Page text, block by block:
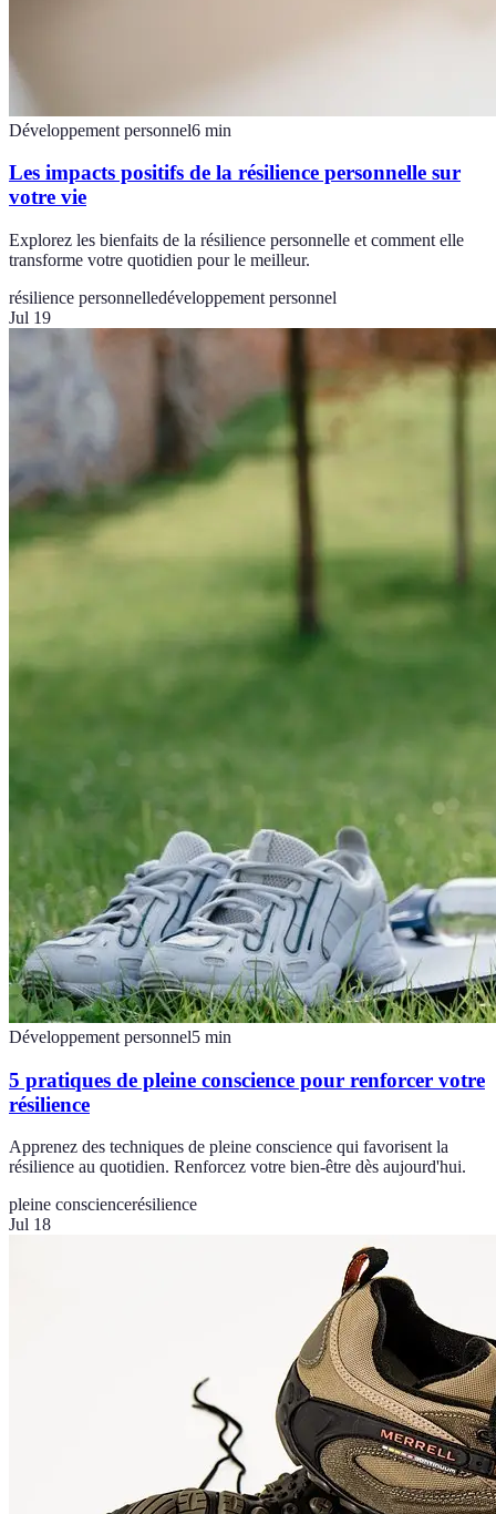
Développement personnel6 min
Les impacts positifs de la résilience personnelle sur
votre vie
Explorez les bienfaits de la résilience personnelle et comment elle
transforme votre quotidien pour le meilleur.
résilience personnelledéveloppement personnel
Jul 19
Développement personnel5 min
5 pratiques de pleine conscience pour renforcer votre
résilience
Apprenez des techniques de pleine conscience qui favorisent la
résilience au quotidien. Renforcez votre bien-être dès aujourd'hui.
pleine consciencerésilience
Jul 18